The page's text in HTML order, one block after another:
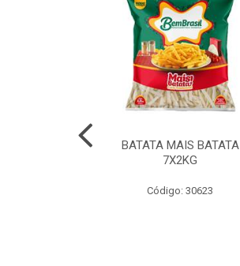
BATATA MAIS BATATA
7X2KG
Código: 30623